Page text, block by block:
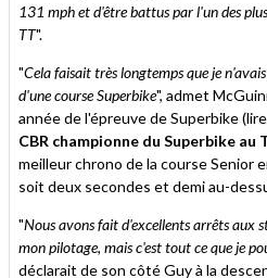
131 mph et d'être battus par l'un des
TT".
"Cela faisait très longtemps que je
d'une course Superbike", admet
année de l'épreuve de Superbike (lire
CBR championne du Superbike
meilleur chrono de la course Senior
soit deux secondes et demi au-
"Nous avons fait d'excellents arrêts aux
mon pilotage, mais c'est tout ce que je
déclarait de son côté Guy à la